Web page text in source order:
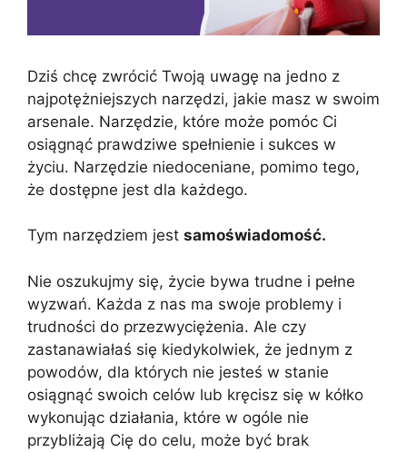
Dziś chcę zwrócić Twoją uwagę na jedno z
najpotężniejszych narzędzi, jakie masz w swoim
arsenale. Narzędzie, które może pomóc Ci
osiągnąć prawdziwe spełnienie i sukces w
życiu. Narzędzie niedoceniane, pomimo tego,
że dostępne jest dla każdego.
Tym narzędziem jest samoświadomość.
Nie oszukujmy się, życie bywa trudne i pełne
wyzwań. Każda z nas ma swoje problemy i
trudności do przezwyciężenia. Ale czy
zastanawiałaś się kiedykolwiek, że jednym z
powodów, dla których nie jesteś w stanie
osiągnąć swoich celów lub kręcisz się w kółko
wykonując działania, które w ogóle nie
przybliżają Cię do celu, może być brak